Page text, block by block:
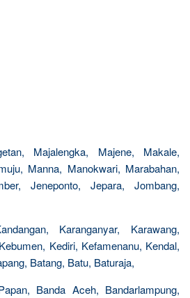
Majalengka, Majene, Makale,
Manna, Manokwari, Marabahan,
Jeneponto, Jepara, Jombang,
Karanganyar, Karawang,
Kediri, Kefamenanu, Kendal,
Batang, Batu, Baturaja,
Banda Aceh, Bandarlampung,